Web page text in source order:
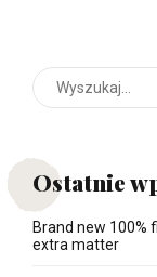
Ostatnie
Brand new 100%
extra matter